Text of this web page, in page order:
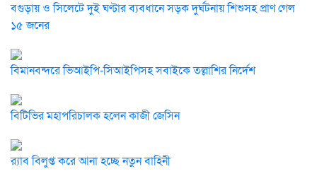
বগুড়ায় ও সিলেটে দুই ঘণ্টার ব্যবধানে সড়ক দুর্ঘটনায় শিশুসহ প্রাণ গেল
১৫ জনের
বিমানবন্দরে ভিআইপি-সিআইপিসহ সবাইকে তল্লাশির নির্দেশ
বিটিভির মহাপরিচালক হলেন কাজী জেসিন
র‍্যাব বিলুপ্ত করে আনা হচ্ছে নতুন বাহিনী